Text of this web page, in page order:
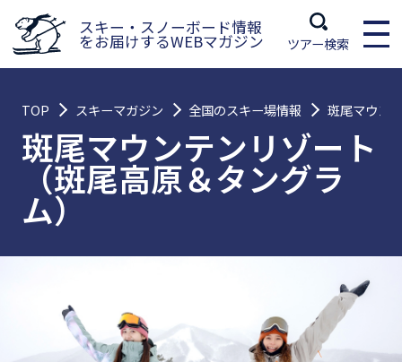
スキー・スノーボード情報
をお届けするWEBマガジン ツアー検索
TOP スキーマガジン 全国のスキー場情報 斑尾マウン
斑尾マウンテンリゾート
（斑尾高原＆タングラ
ム）